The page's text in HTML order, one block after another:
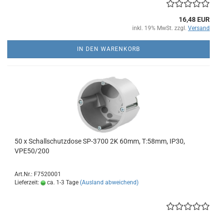
16,48 EUR
inkl. 19% MwSt. zzgl. Versand
IN DEN WARENKORB
50 x Schallschutzdose SP-3700 2K 60mm, T:58mm, IP30,
VPE50/200
Art.Nr.: F7520001
Lieferzeit:
ca. 1-3 Tage (Ausland abweichend)